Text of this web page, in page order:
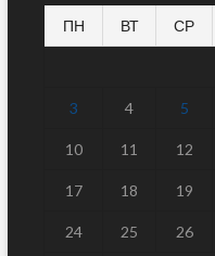
ПН ВТ СР
3 4 5
10 11 12
17 18 19
24 25 26